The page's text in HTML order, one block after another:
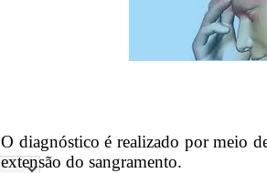
O diagnóstico é realizado por meio
extensão do sangramento.